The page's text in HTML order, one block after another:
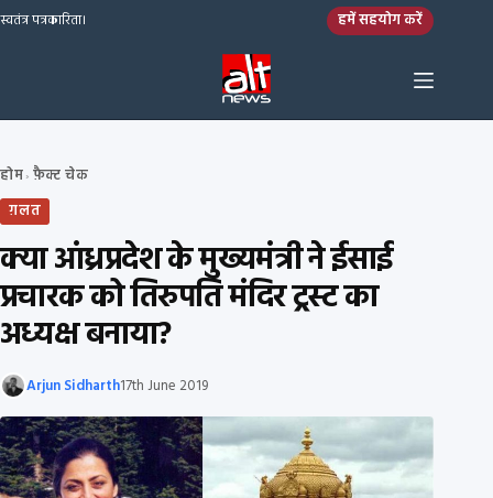
Skip to content
स्वतंत्र पत्रकारिता। हमें सहयोग करें
होम› फ़ैक्ट चेक
ग़लत
क्या आंध्रप्रदेश के मुख्यमंत्री ने ईसाई
प्रचारक को तिरुपति मंदिर ट्रस्ट का
अध्यक्ष बनाया?
Arjun Sidharth17th June 2019